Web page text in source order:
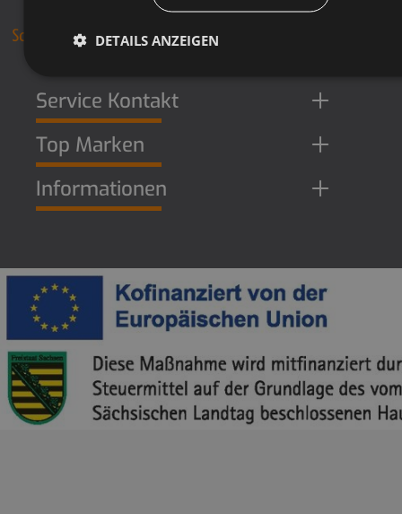
Service Kontakt
Top Marken
Informationen
DETAILS ANZEIGEN